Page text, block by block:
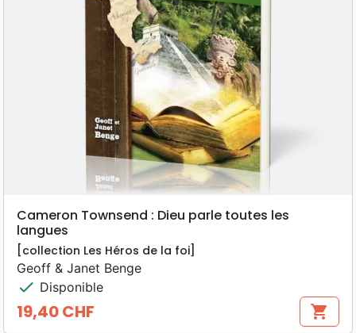
Cameron Townsend : Dieu parle toutes les
langues
[collection Les Héros de la foi]
Geoff & Janet Benge
check Disponible
Prix
19,40 CHF shopping_cart